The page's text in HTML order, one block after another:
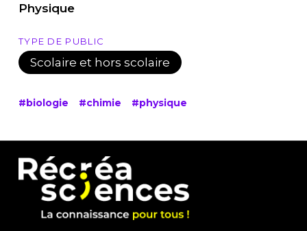
Physique
TYPE DE PUBLIC
Scolaire et hors scolaire
#biologie #chimie #physique